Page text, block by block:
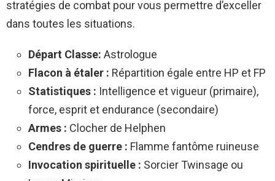
stratégies de combat pour vous permettre d’exceller
dans toutes les situations.
Départ Classe: Astrologue
Flacon à étaler : Répartition égale entre HP et FP
Statistiques : Intelligence et vigueur (primaire),
force, esprit et endurance (secondaire)
Armes : Clocher de Helphen
Cendres de guerre : Flamme fantôme ruineuse
Invocation spirituelle : Sorcier Twinsage ou